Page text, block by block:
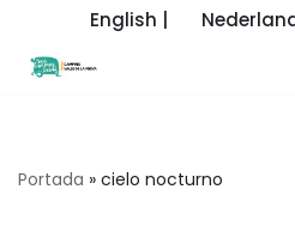
Saltar
English |
Portada » cielo nocturno